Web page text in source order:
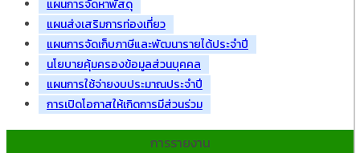
แผนการจัดหาพัสดุ
แผนส่งเสริมการท่องเที่ยว
แผนการจัดเก็บภาษีและพัฒนารายได้ประจำปี
นโยบายคุ้มครองข้อมูลส่วนบุคคล
แผนการใช้จ่ายงบประมาณประจำปี
การเปิดโอกาสให้เกิดการมีส่วนร่วม
การรายงาน